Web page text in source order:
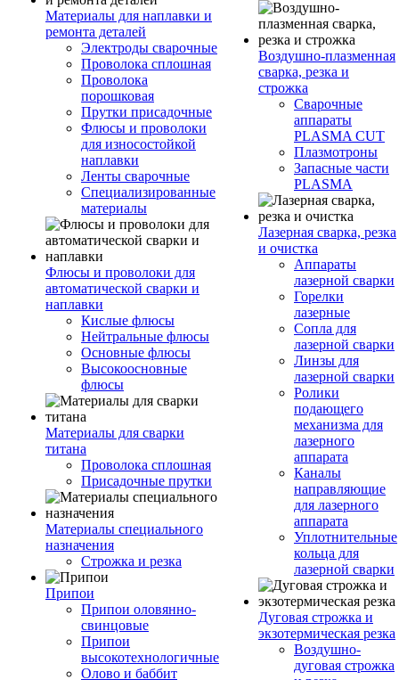
Материалы для наплавки и
ремонта деталей
Электроды сварочные
Проволока сплошная
Проволока
порошковая
Прутки присадочные
Флюсы и проволоки
для износостойкой
наплавки
Ленты сварочные
Специализированные
материалы
Флюсы и проволоки для
автоматической сварки и
наплавки
Кислые флюсы
Нейтральные флюсы
Основные флюсы
Высокоосновные
флюсы
Материалы для сварки
титана
Проволока сплошная
Присадочные прутки
Материалы специального
назначения
Строжка и резка
Припои
Припои оловянно-
свинцовые
Припои
высокотехнологичные
Олово и баббит
Воздушно-плазменная
сварка, резка и
строжка
Сварочные
аппараты
PLASMA CUT
Плазмотроны
Запасные части
PLASMA
Лазерная сварка, резка
и очистка
Аппараты
лазерной сварки
Горелки
лазерные
Сопла для
лазерной сварки
Линзы для
лазерной сварки
Ролики
подающего
механизма для
лазерного
аппарата
Каналы
направляющие
для лазерного
аппарата
Уплотнительные
кольца для
лазерной сварки
Дуговая строжка и
экзотермическая резка
Воздушно-
дуговая строжка